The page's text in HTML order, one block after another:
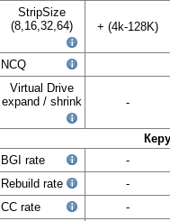
StripSize
(8,16,32,64)
+ (4k-128K)
NCQ
Virtual Drive
expand / shrink
-
BGI rate
-
Rebuild rate
-
CC rate
-